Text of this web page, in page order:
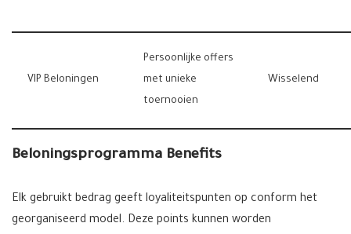
VIP Beloningen
Persoonlijke offers
met unieke
toernooien
Wisselend
Beloningsprogramma Benefits
Elk gebruikt bedrag geeft loyaliteitspunten op conform het
georganiseerd model. Deze points kunnen worden